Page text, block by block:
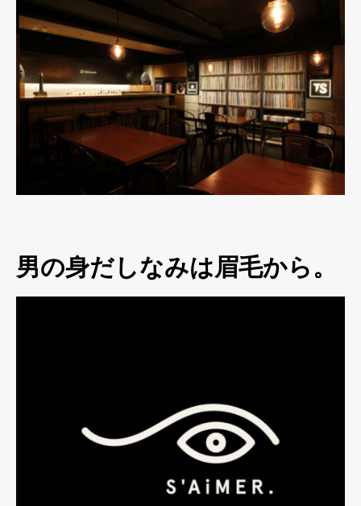
男の身だしなみは眉毛から。